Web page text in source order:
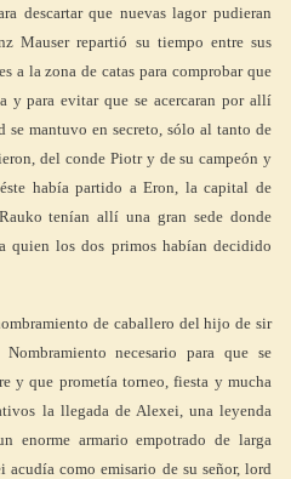
descartar que nuevas lagor pudieran
Mauser repartió su tiempo entre sus
a la zona de catas para comprobar que
y para evitar que se acercaran por allí
se mantuvo en secreto, sólo al tanto de
del conde Piotr y de su campeón y
había partido a Eron, la capital de
tenían allí una gran sede donde
quien los dos primos habían decidido
de caballero del hijo de sir
necesario para que se
y que prometía torneo, fiesta y mucha
la llegada de Alexei, una leyenda
enorme armario empotrado de larga
como emisario de su señor, lord